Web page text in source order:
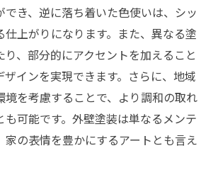
高い塗料の特徴
わせた塗料選び
通気性のバランス
ナンスのしやすさ
フォーマンスを重視した選択
る塗料の最新技術
モダが教える外壁塗装で家を魅力的
でき、逆に落ち着いた色使いは、シッ
仕上がりになります。また、異なる塗
、部分的にアクセントを加えること
ザインを実現できます。さらに、地域
境を考慮することで、より調和の取れ
も可能です。外壁塗装は単なるメンテ
家の表情を豊かにするアートとも言え